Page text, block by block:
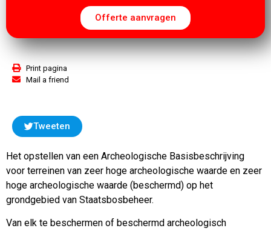
Offerte aanvragen
Print pagina
Mail a friend
Tweeten
Het opstellen van een Archeologische Basisbeschrijving
voor terreinen van zeer hoge archeologische waarde en zeer
hoge archeologische waarde (beschermd) op het
grondgebied van Staatsbosbeheer.
Van elk te beschermen of beschermd archeologisch